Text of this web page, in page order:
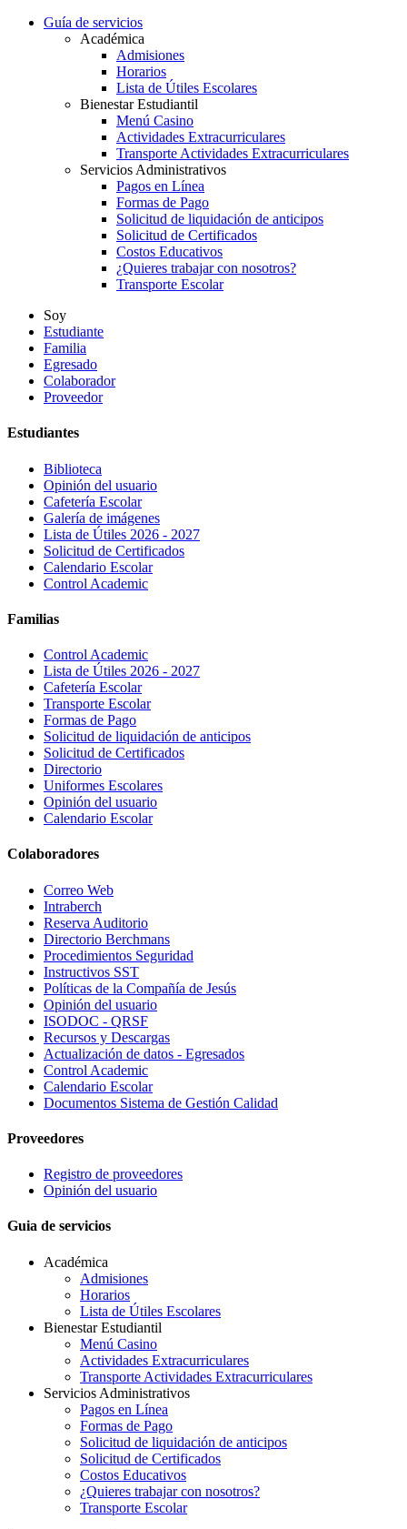
Guía de servicios
Académica
Admisiones
Horarios
Lista de Útiles Escolares
Bienestar Estudiantil
Menú Casino
Actividades Extracurriculares
Transporte Actividades Extracurriculares
Servicios Administrativos
Pagos en Línea
Formas de Pago
Solicitud de liquidación de anticipos
Solicitud de Certificados
Costos Educativos
¿Quieres trabajar con nosotros?
Transporte Escolar
Soy
Estudiante
Familia
Egresado
Colaborador
Proveedor
Estudiantes
Biblioteca
Opinión del usuario
Cafetería Escolar
Galería de imágenes
Lista de Útiles 2026 - 2027
Solicitud de Certificados
Calendario Escolar
Control Academic
Familias
Control Academic
Lista de Útiles 2026 - 2027
Cafetería Escolar
Transporte Escolar
Formas de Pago
Solicitud de liquidación de anticipos
Solicitud de Certificados
Directorio
Uniformes Escolares
Opinión del usuario
Calendario Escolar
Colaboradores
Correo Web
Intraberch
Reserva Auditorio
Directorio Berchmans
Procedimientos Seguridad
Instructivos SST
Políticas de la Compañía de Jesús
Opinión del usuario
ISODOC - QRSF
Recursos y Descargas
Actualización de datos - Egresados
Control Academic
Calendario Escolar
Documentos Sistema de Gestión Calidad
Proveedores
Registro de proveedores
Opinión del usuario
Guia de servicios
Académica
Admisiones
Horarios
Lista de Útiles Escolares
Bienestar Estudiantil
Menú Casino
Actividades Extracurriculares
Transporte Actividades Extracurriculares
Servicios Administrativos
Pagos en Línea
Formas de Pago
Solicitud de liquidación de anticipos
Solicitud de Certificados
Costos Educativos
¿Quieres trabajar con nosotros?
Transporte Escolar